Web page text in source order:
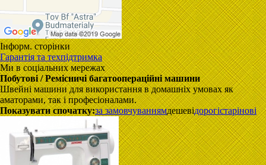
Інформ. сторінки
Гарантія та техпідтримка
Ми в соціальних мережах
Побутові / Ремісничі багатоопераційні машини
Швейні машини для використання в домашніх умовах як
аматорами, так і професіоналами.
Показувати спочатку:за замовчуваннямдешевідорогістарінові